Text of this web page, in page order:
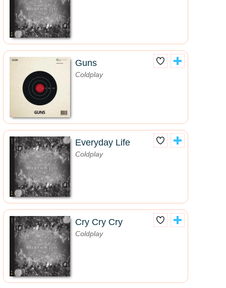
Guns
Coldplay
Everyday Life
Coldplay
Cry Cry Cry
Coldplay